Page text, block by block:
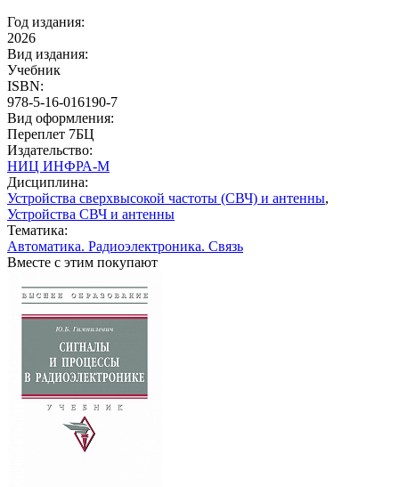
Год издания:
2026
Вид издания:
Учебник
ISBN:
978-5-16-016190-7
Вид оформления:
Переплет 7БЦ
Издательство:
НИЦ ИНФРА-М
Дисциплина:
Устройства сверхвысокой частоты (СВЧ) и антенны,
Устройства СВЧ и антенны
Тематика:
Автоматика. Радиоэлектроника. Связь
Вместе с этим покупают